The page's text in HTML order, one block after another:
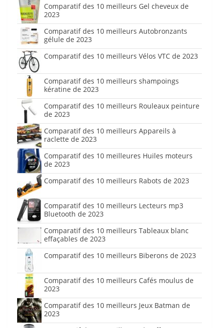
Comparatif des 10 meilleurs Gel cheveux de
2023
Comparatif des 10 meilleurs Autobronzants
gélule de 2023
Comparatif des 10 meilleurs Vélos VTC de 2023
Comparatif des 10 meilleurs shampoings
kératine de 2023
Comparatif des 10 meilleurs Rouleaux peinture
de 2023
Comparatif des 10 meilleurs Appareils à
raclette de 2023
Comparatif des 10 meilleures Huiles moteurs
de 2023
Comparatif des 10 meilleurs Rabots de 2023
Comparatif des 10 meilleurs Lecteurs mp3
Bluetooth de 2023
Comparatif des 10 meilleurs Tableaux blanc
effaçables de 2023
Comparatif des 10 meilleurs Biberons de 2023
Comparatif des 10 meilleurs Cafés moulus de
2023
Comparatif des 10 meilleurs Jeux Batman de
2023